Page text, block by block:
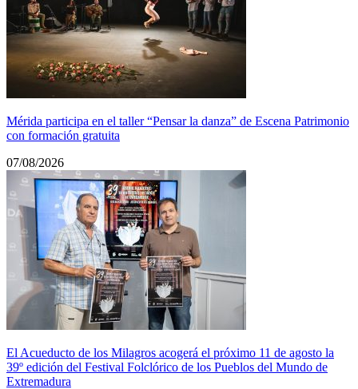
Mérida participa en el taller “Pensar la danza” de Escena Patrimonio
con formación gratuita
07/08/2026
El Acueducto de los Milagros acogerá el próximo 11 de agosto la
39º edición del Festival Folclórico de los Pueblos del Mundo de
Extremadura